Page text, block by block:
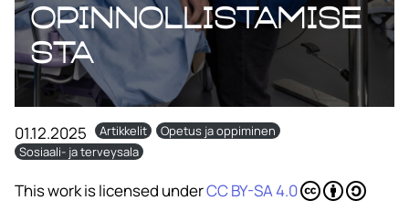
opinnollistamise
sta
01.12.2025 Artikkelit
Opetus ja oppiminen
Sosiaali- ja terveysala
This work is licensed underCC BY-SA 4.0